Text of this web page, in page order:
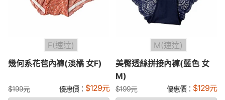
F(速達)
幾何系花苞內褲(淡橘 女F)
$199元 優惠價： $129元
M(速達)
美臀透絲拼接內褲(藍色 女
M)
$199元 優惠價： $129元